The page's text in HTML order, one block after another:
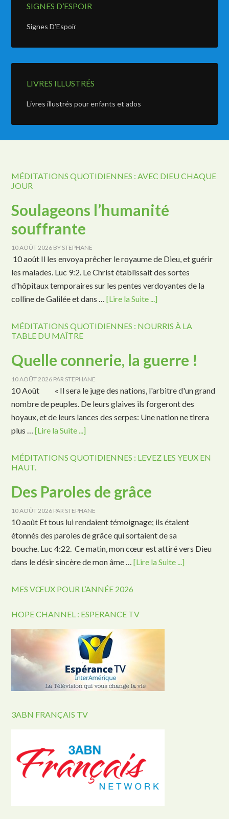
SIGNES D’ESPOIR
Signes D’Espoir
LIVRES ILLUSTRÉS
Livres illustrés pour enfants et ados
MÉDITATIONS QUOTIDIENNES : AVEC DIEU CHAQUE
JOUR
Soulageons l’humanité
souffrante
10 AOÛT 2026 BY STEPHANE
10 août Il les envoya prêcher le royaume de Dieu, et guérir
les malades. Luc 9:2. Le Christ établissait des sortes
d'hôpitaux temporaires sur les pentes verdoyantes de la
colline de Galilée et dans …[Lire la Suite ...]
MÉDITATIONS QUOTIDIENNES : NOURRIS À LA
TABLE DU MAÎTRE
Quelle connerie, la guerre !
10 AOÛT 2026 PAR STEPHANE
10 Août « Il sera le juge des nations, l'arbitre d'un grand
nombre de peuples. De leurs glaives ils forgeront des
hoyaux, et de leurs lances des serpes: Une nation ne tirera
plus …[Lire la Suite ...]
MÉDITATIONS QUOTIDIENNES : LEVEZ LES YEUX EN
HAUT.
Des Paroles de grâce
10 AOÛT 2026 PAR STEPHANE
10 août Et tous lui rendaient témoignage; ils étaient
étonnés des paroles de grâce qui sortaient de sa
bouche. Luc 4:22. Ce matin, mon cœur est attiré vers Dieu
dans le désir sincère de mon âme …[Lire la Suite ...]
MES VŒUX POUR L’ANNÉE 2026
HOPE CHANNEL : ESPERANCE TV
3ABN FRANÇAIS TV